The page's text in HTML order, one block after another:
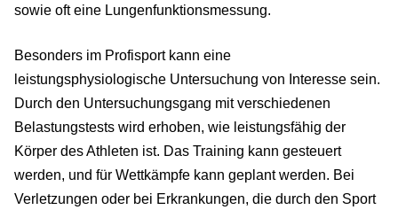
sowie oft eine Lungenfunktionsmessung.
Besonders im Profisport kann eine
leistungsphysiologische Untersuchung von Interesse sein.
Durch den Untersuchungsgang mit verschiedenen
Belastungstests wird erhoben, wie leistungsfähig der
Körper des Athleten ist. Das Training kann gesteuert
werden, und für Wettkämpfe kann geplant werden. Bei
Verletzungen oder bei Erkrankungen, die durch den Sport